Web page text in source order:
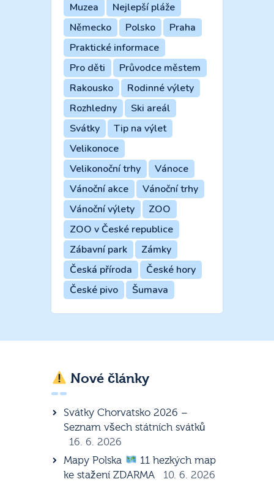
Muzea
Nejlepší pláže
Německo
Polsko
Praha
Praktické informace
Pro děti
Průvodce městem
Rakousko
Rodinné výlety
Rozhledny
Ski areál
Svátky
Tip na výlet
Velikonoce
Velikonoční trhy
Vánoce
Vánoční akce
Vánoční trhy
Vánoční výlety
ZOO
ZOO v České republice
Zábavní park
Zámky
Česká příroda
České hory
České pivo
Šumava
Nové články
Svátky Chorvatsko 2026 –
Seznam všech státních svátků
16. 6. 2026
Mapy Polska
11 hezkých map
ke stažení ZDARMA
10. 6. 2026